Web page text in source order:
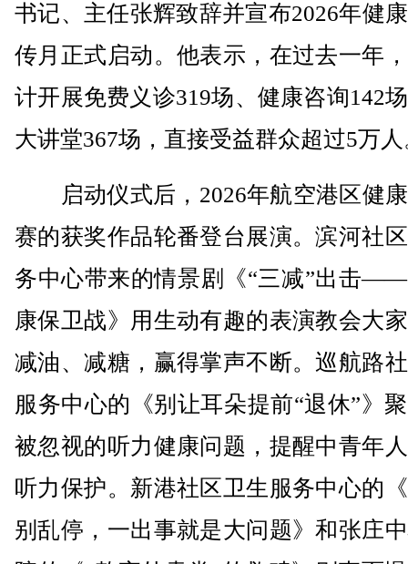
书记、主任张辉致辞并宣布2026年健
传月正式启动。他表示，在过去一年
计开展免费义诊319场、健康咨询142
大讲堂367场，直接受益群众超过5万
启动仪式后，2026年航空港区健
赛的获奖作品轮番登台展演。滨河社
务中心带来的情景剧《“三减”出击
康保卫战》用生动有趣的表演教会大
减油、减糖，赢得掌声不断。巡航路
服务中心的《别让耳朵提前“退休”》
被忽视的听力健康问题，提醒中青年
听力保护。新港社区卫生服务中心的
别乱停，一出事就是大问题》和张庄